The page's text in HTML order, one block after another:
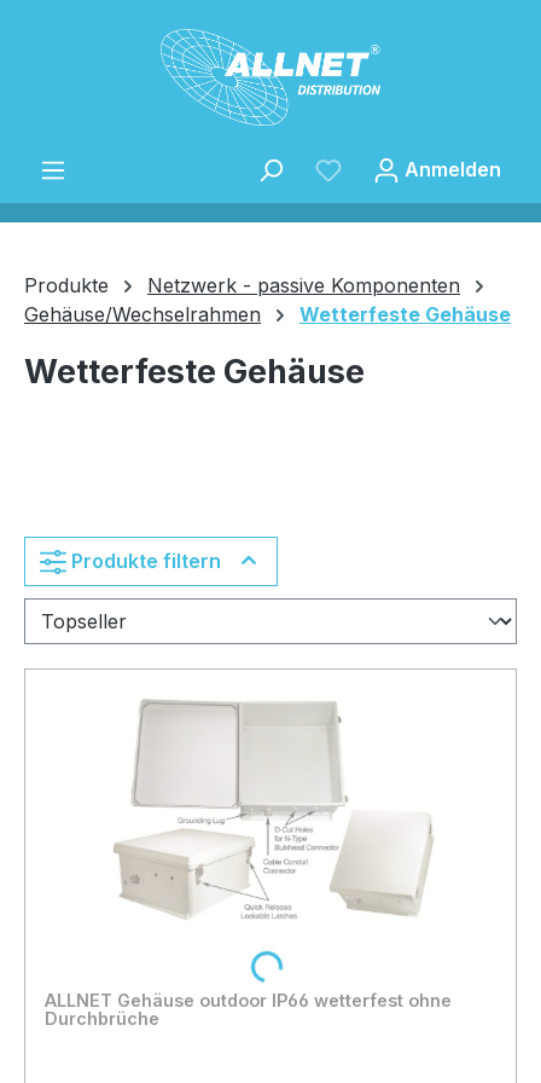
Zum Hauptinhalt springen
Speichern
Anmelden
Produkte
Netzwerk - passive Komponenten
Gehäuse/Wechselrahmen
Wetterfeste Gehäuse
Wetterfeste Gehäuse
Produkte filtern
ALLNET Gehäuse outdoor IP66 wetterfest ohne
Durchbrüche
Loading...